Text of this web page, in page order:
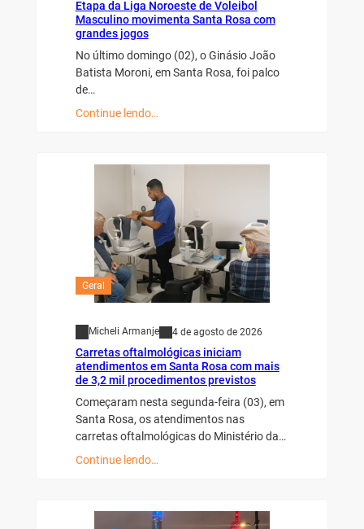
Etapa da Liga Noroeste de Voleibol
Masculino movimenta Santa Rosa com
grandes jogos
No último domingo (02), o Ginásio João
Batista Moroni, em Santa Rosa, foi palco
de…
Continue lendo…
Geral
Micheli Armanje 4 de agosto de 2026
Carretas oftalmológicas iniciam
atendimentos em Santa Rosa com mais
de 3,2 mil procedimentos previstos
Começaram nesta segunda-feira (03), em
Santa Rosa, os atendimentos nas
carretas oftalmológicas do Ministério da…
Continue lendo…